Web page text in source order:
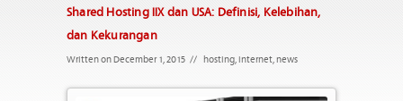
Shared Hosting IIX dan USA: Definisi, Kelebihan,
dan Kekurangan
Written on December 1, 2015 // hosting,internet,news